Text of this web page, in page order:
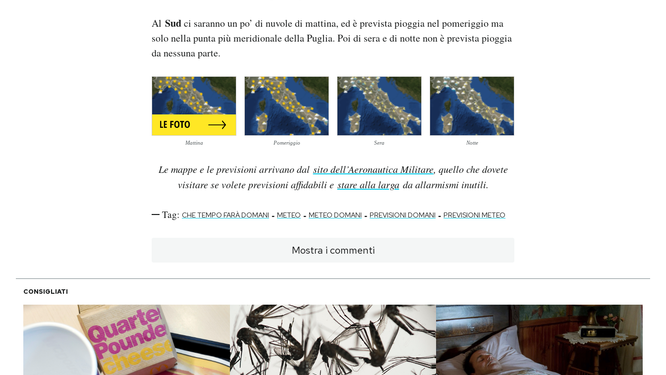
Al Sudci saranno un po’ di nuvole di mattina, ed è prevista pioggia nel pomeriggio ma
solo nella punta più meridionale della Puglia. Poi di sera e di notte non è prevista pioggia
da nessuna parte.
Mattina Pomeriggio Sera Notte
Le mappe e le previsioni arrivano dal sito dell’Aeronautica Militare, quello che dovete
visitare se volete previsioni affidabili e stare alla largada allarmismi inutili.
Tag: CHE TEMPO FARÀ DOMANI - METEO - METEO DOMANI - PREVISIONI DOMANI - PREVISIONI METEO
Mostra i commenti
CONSIGLIATI